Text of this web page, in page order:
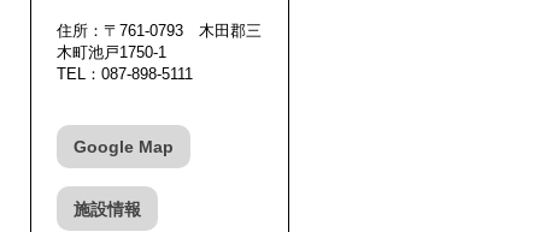
住所：〒761-0793 木田郡三
木町池戸1750-1
TEL：087-898-5111
Google Map
施設情報